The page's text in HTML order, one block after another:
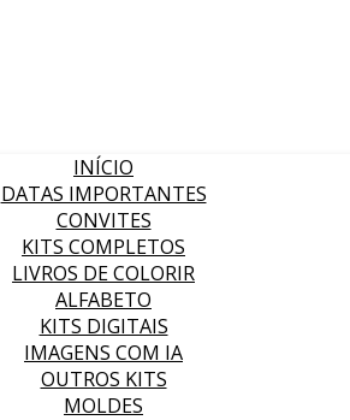
INÍCIO
DATAS IMPORTANTES
CONVITES
KITS COMPLETOS
LIVROS DE COLORIR
ALFABETO
KITS DIGITAIS
IMAGENS COM IA
OUTROS KITS
MOLDES